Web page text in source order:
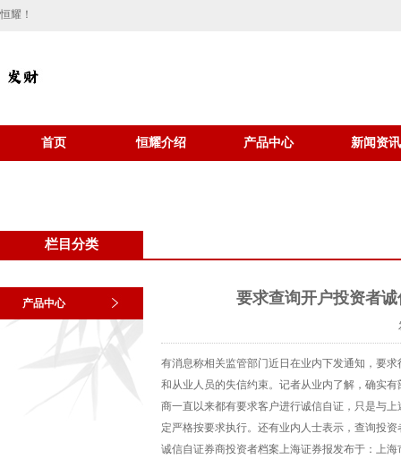
恒耀！
首页 恒耀介绍 产品中心 新闻资讯
栏目分类
产品中心 要求查询开户投资者
有消息称相关监管部门近日在业内下发通知，要
和从业人员的失信约束。记者从业内了解，确实
商一直以来都有要求客户进行诚信自证，只是与
定严格按要求执行。还有业内人士表示，查询投
诚信自证券商投资者档案上海证券报发布于：上海